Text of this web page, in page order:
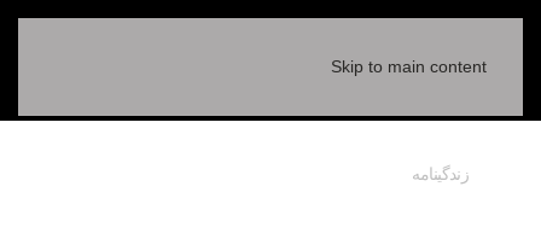
Skip to main content
زندگینامه